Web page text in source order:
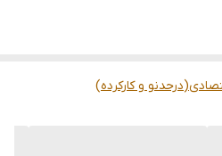
و کارکرده)